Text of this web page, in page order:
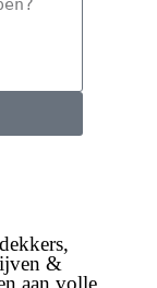
&
aan volle